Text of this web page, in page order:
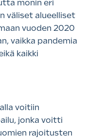
monin eri
väliset alueelliset
vuoden 2020
vaikka pandemia
kaikki
voitiin
jonka voitti
rajoitusten